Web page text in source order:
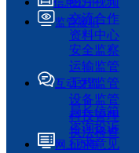
交流合作
资料中心
信息公开
监管履职
安全监察
运输监管
工程监管
设备监管
科技管理
执法检查
互动交流
局长信箱
咨询投诉
征求意见
网上办事